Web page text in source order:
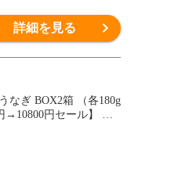
詳細を見る
なぎ BOX2箱 （各180g
→10800円セール】 土